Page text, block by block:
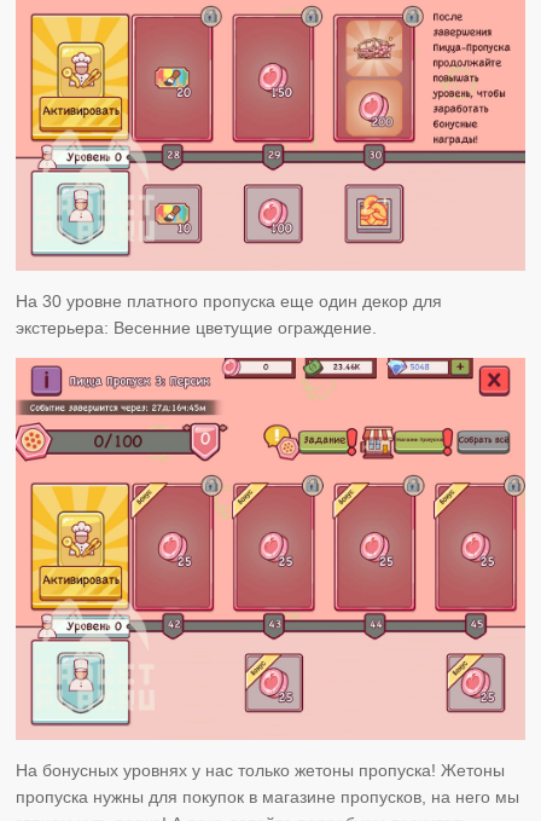
На 30 уровне платного пропуска еще один декор для
экстерьера: Весенние цветущие ограждение.
На бонусных уровнях у нас только жетоны пропуска! Жетоны
пропуска нужны для покупок в магазине пропусков, на него мы